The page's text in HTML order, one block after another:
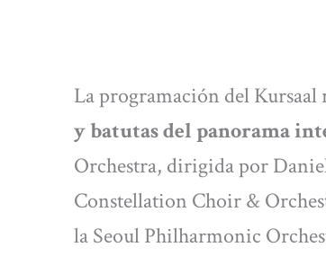
La programación del Kursaal
y batutas del panorama
Orchestra, dirigida por
Constellation Choir &
la Seoul Philharmonic